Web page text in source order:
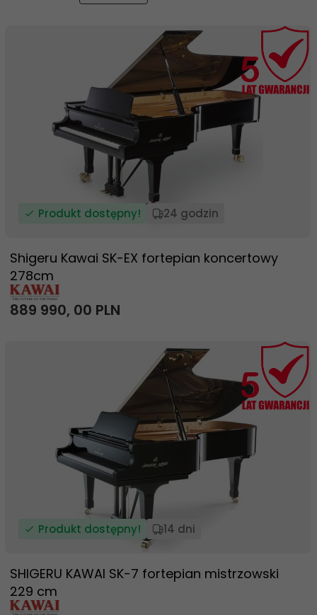
Produkt dostępny! 24 godzin
Shigeru Kawai SK-EX fortepian koncertowy
278cm
889 990, 00 PLN
Produkt dostępny! 14 dni
SHIGERU KAWAI SK-7 fortepian mistrzowski
229 cm